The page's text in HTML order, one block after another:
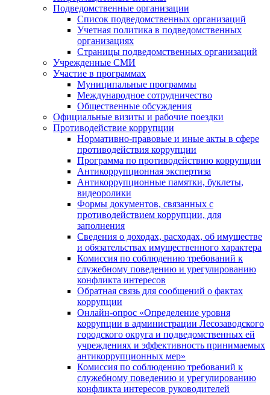
Подведомственные организации
Список подведомственных организаций
Учетная политика в подведомственных
организациях
Страницы подведомственных организаций
Учрежденные СМИ
Участие в программах
Муниципальные программы
Международное сотрудничество
Общественные обсуждения
Официальные визиты и рабочие поездки
Противодействие коррупции
Нормативно-правовые и иные акты в сфере
противодействия коррупции
Программа по противодействию коррупции
Антикоррупционная экспертиза
Антикоррупционные памятки, буклеты,
видеоролики
Формы документов, связанных с
противодействием коррупции, для
заполнения
Сведения о доходах, расходах, об имуществе
и обязательствах имущественного характера
Комиссия по соблюдению требований к
служебному поведению и урегулированию
конфликта интересов
Обратная связь для сообщений о фактах
коррупции
Онлайн-опрос «Определение уровня
коррупции в администрации Лесозаводского
городского округа и подведомственных ей
учреждениях и эффективность принимаемых
антикоррупционных мер»
Комиссия по соблюдению требований к
служебному поведению и урегулированию
конфликта интересов руководителей